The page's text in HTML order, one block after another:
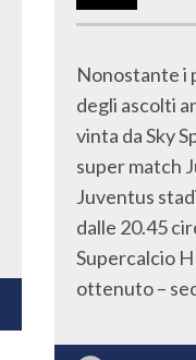
Nonostante i
degli ascolti
vinta da Sky
super match
Juventus
dalle 20.45
Supercalcio
ottenuto –